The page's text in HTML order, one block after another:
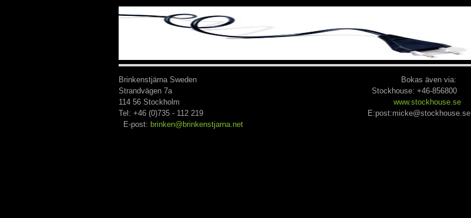
Brinkenstjärna Sweden Bokas även via:
Strandvägen 7a Stockhouse: +46-856800
114 56 Stockholm
www.stockhouse.se
Tel: +46 (0)735 - 112 219 E:post:micke@stockhouse.se
E-post: brinken@brinkenstjarna.net